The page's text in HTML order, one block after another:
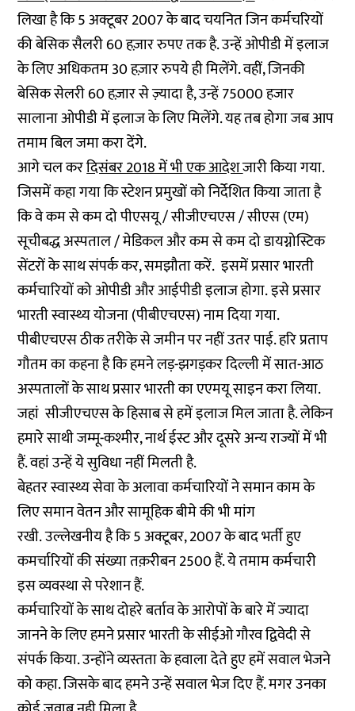
लिखा है कि 5 अक्टूबर 2007 के बाद चयनित जिन कर्मचरियों
की बेसिक सैलरी 60 हज़ार रुपए तक है. उन्हें ओपीडी में इलाज
के लिए अधिकतम 30 हज़ार रुपये ही मिलेंगे. वहीं, जिनकी
बेसिक सेलरी 60 हज़ार से ज़्यादा है, उन्हें 75000 हजार
सालाना ओपीडी में इलाज के लिए मिलेंगे. यह तब होगा जब आप
तमाम बिल जमा करा देंगे.
आगे चल करदिसंबर 2018 में भी एक आदेशजारी किया गया.
जिसमें कहा गया कि स्टेशन प्रमुखों को निर्देशित किया जाता है
कि वे कम से कम दो पीएसयू / सीजीएचएस / सीएस (एम)
सूचीबद्ध अस्पताल / मेडिकल और कम से कम दो डायग्नोस्टिक
सेंटरों के साथ संपर्क कर, समझौता करें. इसमें प्रसार भारती
कर्मचारियों को ओपीडी और आईपीडी इलाज होगा. इसे प्रसार
भारती स्वास्थ्य योजना (पीबीएचएस) नाम दिया गया.
पीबीएचएस ठीक तरीके से जमीन पर नहीं उतर पाई. हरि प्रताप
गौतम का कहना है कि हमने लड़-झगड़कर दिल्ली में सात-आठ
अस्पतालों के साथ प्रसार भारती का एएमयू साइन करा लिया.
जहां सीजीएचएस के हिसाब से हमें इलाज मिल जाता है. लेकिन
हमारे साथी जम्मू-कश्मीर, नार्थ ईस्ट और दूसरे अन्य राज्यों में भी
हैं. वहां उन्हें ये सुविधा नहीं मिलती है.
बेहतर स्वास्थ्य सेवा के अलावा कर्मचारियों ने समान काम के
लिए समान वेतन और सामूहिक बीमे की भी मांग
रखी. उल्लेखनीय है कि 5 अक्टूबर, 2007 के बाद भर्ती हुए
कमर्चारियों की संख्या तक़रीबन 2500 हैं. ये तमाम कर्मचारी
इस व्यवस्था से परेशान हैं.
कर्मचारियों के साथ दोहरे बर्ताव के आरोपों के बारे में ज्यादा
जानने के लिए हमने प्रसार भारती के सीईओ गौरव द्विवेदी से
संपर्क किया. उन्होंने व्यस्तता के हवाला देते हुए हमें सवाल भेजने
को कहा. जिसके बाद हमने उन्हें सवाल भेज दिए हैं. मगर उनका